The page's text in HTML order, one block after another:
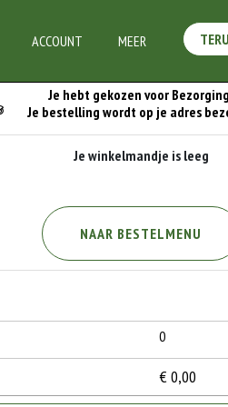
ACCOUNT MEER
Je hebt gekozen voor
Je bestelling wordt op je adres
Je winkelmandje is leeg
NAAR BESTELMENU
0
€ 0,00
Je Bestelling